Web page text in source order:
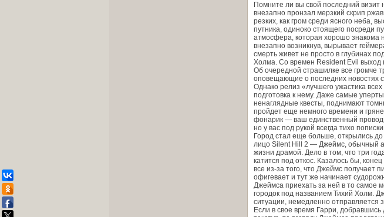
Помните ли вы свой последний визит
внезапно пронзал мерзкий скрип
резких, как гром среди ясного неба,
путника, одиноко стоящего посреди
атмосфера, которая хорошо знакома
внезапно возникнув, вырывает
смерть живет не просто в глубинах
Холма. Со времен Resident Evil выход
Об очередной страшилке все громче
оповещающие о последних новостях
Однако релиз «лучшего ужастика
подготовка к нему. Даже самые
ненаглядные квесты, поднимают
пройдет еще немного времени и
фонарик — ваш единственный
но у вас под рукой всегда тихо
Город стал еще больше, открылись
лицо Silent Hill 2 — Джеймс, обычный
жизни драмой. Дело в том, что три
катится под откос. Казалось бы,
все из-за того, что Джеймс
офигевает и тут же начинает
Джеймса приехать за ней в то самое
городок под названием Тихий Холм.
ситуации, немедленно отправляется
Если в свое время Гарри,